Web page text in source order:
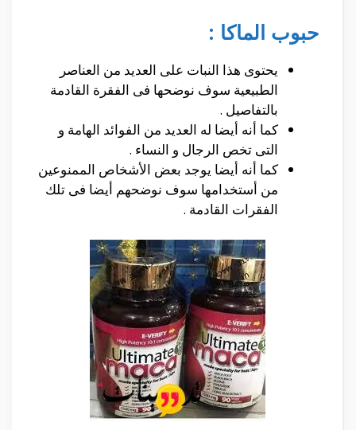
حبوب الماكا :
يحتوى هذا النبات على العديد من العناصر
الطبيعية سوف نوضحها فى الفقرة القادمة
بالتفاصيل .
كما أنه أيضا له العديد من الفوائد الهامة و
التى تخص الرجال و النساء .
كما أنه أيضا يوجد بعض الأشخاص الممنوعين
من أستخدامها سوف نوضحهم أيضا فى تلك
الفقرات القادمة .